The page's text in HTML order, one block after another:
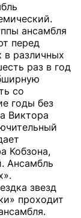
ансамбля
перед
различных
раз в год
со
годы без
Виктора
Кобзона,
Ансамбль
звезд
проходит